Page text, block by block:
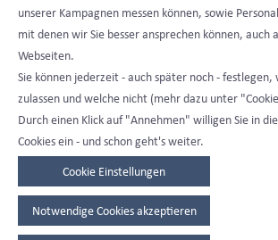
unserer Kampagnen messen können, sowie
mit denen wir Sie besser ansprechen können, auch
Webseiten.
Sie können jederzeit - auch später noch - festlegen,
zulassen und welche nicht (mehr dazu unter
Durch einen Klick auf "Annehmen" willigen Sie in
Cookies ein - und schon geht's weiter.
Cookie Einstellungen
Notwendige Cookies akzeptieren